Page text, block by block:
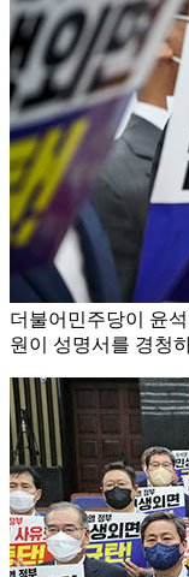
더불어민주당이 윤
원이 성명서를 경청